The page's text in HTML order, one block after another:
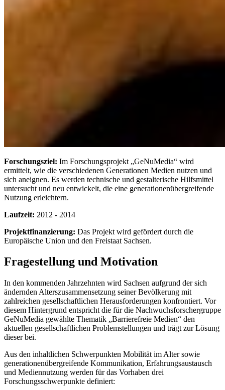
Forschungsziel: Im Forschungsprojekt „GeNuMedia“ wird
ermittelt, wie die verschiedenen Generationen Medien nutzen und
sich aneignen. Es werden technische und gestalterische Hilfsmittel
untersucht und neu entwickelt, die eine generationenübergreifende
Nutzung erleichtern.
Laufzeit: 2012 - 2014
Projektfinanzierung: Das Projekt wird gefördert durch die
Europäische Union und den Freistaat Sachsen.
Fragestellung und Motivation
In den kommenden Jahrzehnten wird Sachsen aufgrund der sich
ändernden Alterszusammensetzung seiner Bevölkerung mit
zahlreichen gesellschaftlichen Herausforderungen konfrontiert. Vor
diesem Hintergrund entspricht die für die Nachwuchsforschergruppe
GeNuMedia gewählte Thematik „Barrierefreie Medien“ den
aktuellen gesellschaftlichen Problemstellungen und trägt zur Lösung
dieser bei.
Aus den inhaltlichen Schwerpunkten Mobilität im Alter sowie
generationenübergreifende Kommunikation, Erfahrungsaustausch
und Mediennutzung werden für das Vorhaben drei
Forschungsschwerpunkte definiert: